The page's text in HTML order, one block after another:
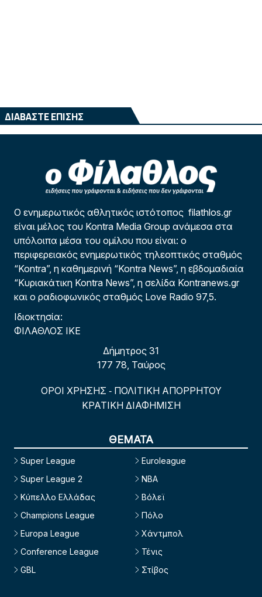
ΔΙΑΒΑΣΤΕ ΕΠΙΣΗΣ
Ο ενημερωτικός αθλητικός ιστότοπος filathlos.gr
είναι μέλος του Kontra Media Group ανάμεσα στα
υπόλοιπα μέσα του ομίλου που είναι: ο
περιφερειακός ενημερωτικός τηλεοπτικός σταθμός
“Kontra”, η καθημερινή “Kontra News”, η εβδομαδιαία
“Κυριακάτικη Kontra News”, η σελίδα Kontranews.gr
και ο ραδιοφωνικός σταθμός Love Radio 97,5.
Ιδιοκτησία:
ΦΙΛΑΘΛΟΣ ΙΚΕ
Δήμητρος 31
177 78, Ταύρος
ΟΡΟΙ ΧΡΗΣΗΣ - ΠΟΛΙΤΙΚΗ ΑΠΟΡΡΗΤΟΥ
ΚΡΑΤΙΚΗ ΔΙΑΦΗΜΙΣΗ
ΘΕΜΑΤΑ
Super League
Super League 2
Κύπελλο Ελλάδας
Champions League
Europa League
Conference League
GBL
Euroleague
NBA
Βόλεϊ
Πόλο
Χάντμπολ
Τένις
Στίβος